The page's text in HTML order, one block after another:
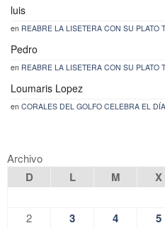
luis
en REABRE LA LISETERA CON SU PLATO
Pedro
en REABRE LA LISETERA CON SU PLATO
Loumaris Lopez
en CORALES DEL GOLFO CELEBRA EL
Archivo
D L M X
2 3 4 5